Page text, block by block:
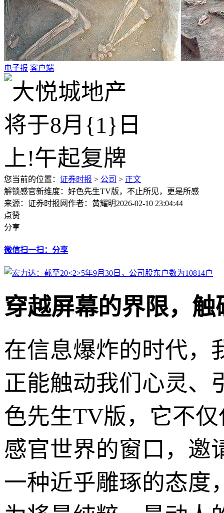
电子报 客户端
您当前的位置： 证券时报 > 公司 > 正文
解锁感官新维度：好色先生TV版，不止所见，更是所感
来源：证券时报网作者：黄耀明2026-02-10 23:04:44
点赞
分享
微信扫一扫：分享
穿越屏幕的界限，触
在信息爆炸的时代，
正能触动我们心灵、
色先生TV版，它不
感官世界的窗口，邀
一种近乎雕琢的态度